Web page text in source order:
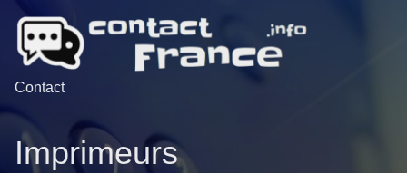
Contact
Imprimeurs